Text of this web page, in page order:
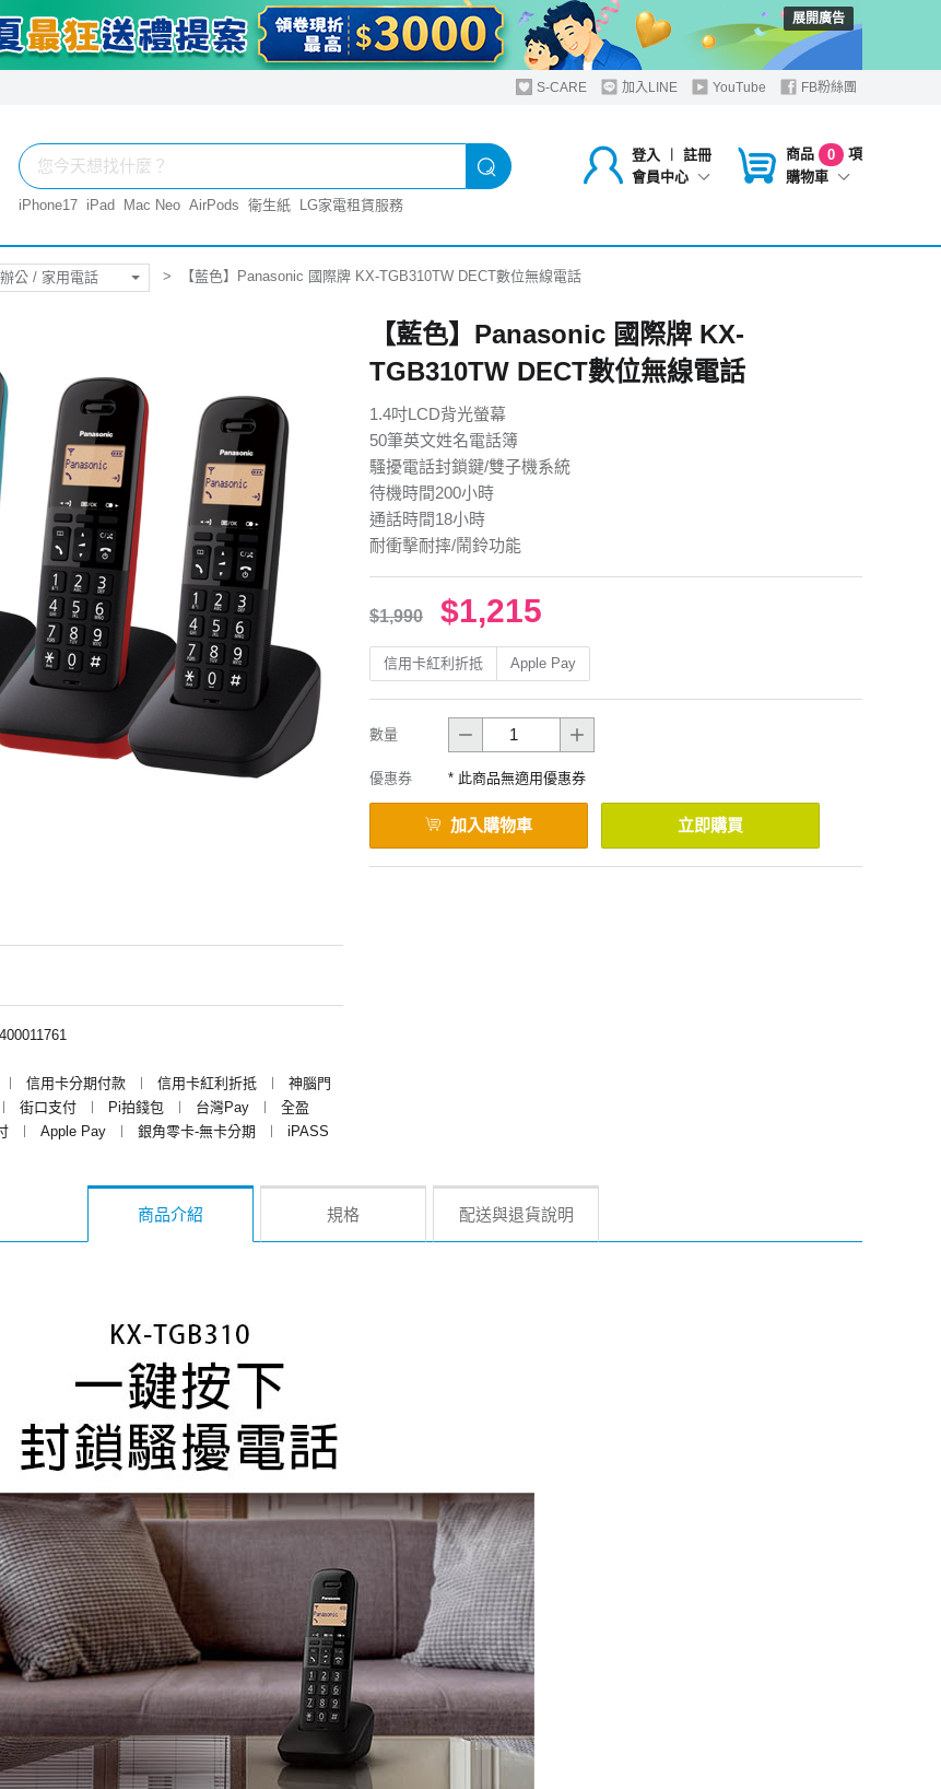
展開廣告
S-CARE 加入LINE YouTube FB粉絲團
登入 ︱
註冊
會員中心
商品 0
項
購物車
iPhone17 iPad Mac Neo AirPods 衛生紙 LG家電租賃服務
辦公 / 家用電話 【藍色】Panasonic 國際牌 KX-TGB310TW DECT數位無線電話
︱ 信用卡分期付款 ︱ 信用卡紅利折抵 ︱
神腦門
︱ 街口支付 ︱ Pi拍錢包 ︱ 台灣Pay ︱
全盈
︱ Apple Pay ︱ 銀角零卡-無卡分期 ︱
iPASS
【藍色】Panasonic 國際牌 KX-
TGB310TW DECT數位無線電話
1.4吋LCD背光螢幕
50筆英文姓名電話簿
騷擾電話封鎖鍵/雙子機系統
待機時間200小時
通話時間18小時
耐衝擊耐摔/鬧鈴功能
$1,990 $1,215
信用卡紅利折抵 Apple Pay
數量
優惠券 * 此商品無適用優惠券
加入購物車 立即購買
商品介紹 規格 配送與退貨說明